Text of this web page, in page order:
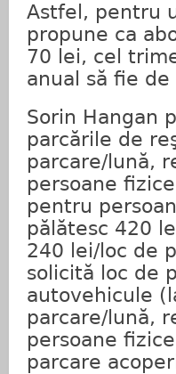
Astfel, pentru
propune ca
70 lei, cel
anual să fie
Sorin Hangan
parcările de
parcare/lună,
persoane
pentru
pălătesc 420
240 lei/loc de
solicită loc de
autovehicule
parcare/lună,
persoane
parcare